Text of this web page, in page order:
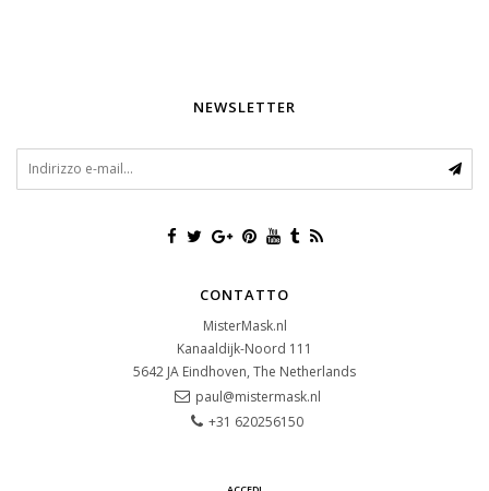
NEWSLETTER
CONTATTO
MisterMask.nl
Kanaaldijk-Noord 111
5642 JA Eindhoven, The Netherlands
paul@mistermask.nl
+31 620256150